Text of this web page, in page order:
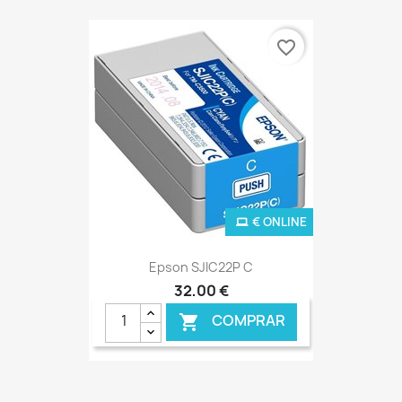
Epson SJIC22P C
32,00 €
 COMPRAR
€ ONLINE
favorite_border